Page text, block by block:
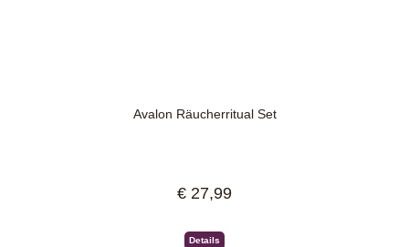
Avalon Räucherritual Set
Regulärer Preis:
€ 27,99
Details